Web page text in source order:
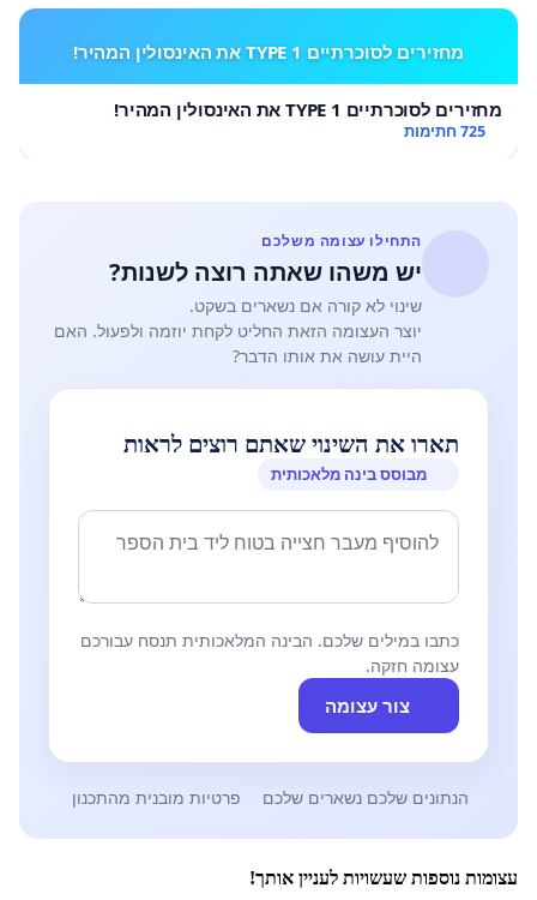
מחזירים לסוכרתיים TYPE 1 את האינסולין המהיר!
מחזירים לסוכרתיים TYPE 1 את האינסולין המהיר!
725 חתימות
התחילו עצומה משלכם
יש משהו שאתה רוצה לשנות?
שינוי לא קורה אם נשארים בשקט.
יוצר העצומה הזאת החליט לקחת יוזמה ולפעול. האם
היית עושה את אותו הדבר?
תארו את השינוי שאתם רוצים לראות
מבוסס בינה מלאכותית
כתבו במילים שלכם. הבינה המלאכותית תנסח עבורכם
עצומה חזקה.
צור עצומה
הנתונים שלכם נשארים שלכם פרטיות מובנית מהתכנון
עצומות נוספות שעשויות לעניין אותך!